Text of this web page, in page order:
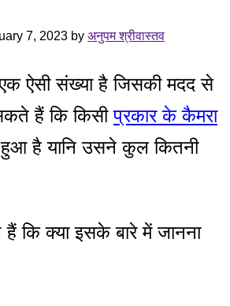
7, 2023 by अनुपम श्रीवास्तव
ऐसी संख्या है जिसकी मदद से
हैं कि किसीप्रकार के कैमरा
हुआ है यानि उसने कुल कितनी
क्या इसके बारे में जानना